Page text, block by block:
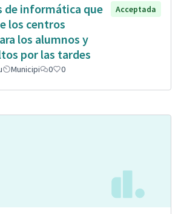
de informática que
los centros
los alumnos y
por las tardes
Acceptada
Municipi 0 0